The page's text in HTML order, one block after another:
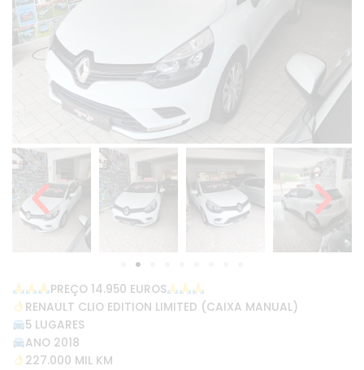
PREÇO 14.950 EUROS
RENAULT CLIO EDITION LIMITED (CAIXA MANUAL)
5 LUGARES
ANO 2018
227.000 MIL KM